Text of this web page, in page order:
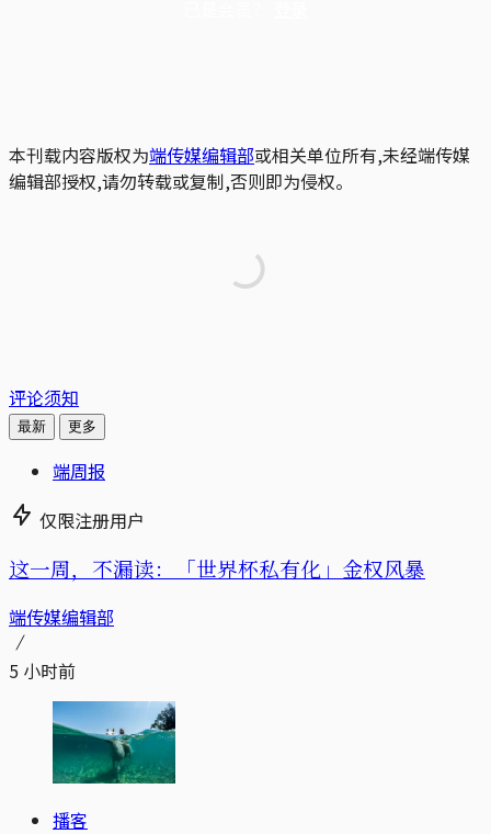
本刊载内容版权为端传媒编辑部或相关单位所有,未经端传媒
编辑部授权,请勿转载或复制,否则即为侵权。
评论须知
最新 更多
端周报
仅限注册用户
这一周，不漏读：「世界杯私有化」金权风暴
端传媒编辑部
5 小时前
播客